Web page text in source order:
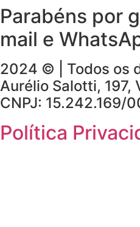
Parabéns por
mail e
2024 © | Todos os
Aurélio Salotti, 197,
CNPJ: 15.242.169/
Política